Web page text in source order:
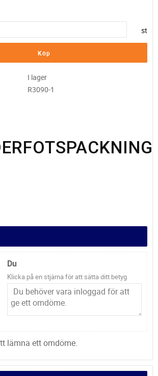
st
Köp
I lager
R3090-1
Du
Klicka på en stjärna för att sätta ditt betyg
lämna ett omdöme.